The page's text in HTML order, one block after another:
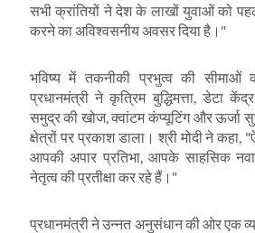
सभी क्रांतियों ने देश के लाखों युवाओं को
करने का अविश्वसनीय अवसर दिया है।"
भविष्य में तकनीकी प्रभुत्व की सीमाओं
प्रधानमंत्री ने कृत्रिम बुद्धिमत्ता,डेटा केंद्र
समुद्र की खोज,क्वांटम कंप्यूटिंग और ऊर्जा
क्षेत्रों पर प्रकाश डाला। श्री मोदी ने कहा , "
आपकी अपार प्रतिभा,आपके साहसिक
नेतृत्व की प्रतीक्षा कर रहे हैं।"
प्रधानमंत्री ने उन्नत अनुसंधान की ओर एक